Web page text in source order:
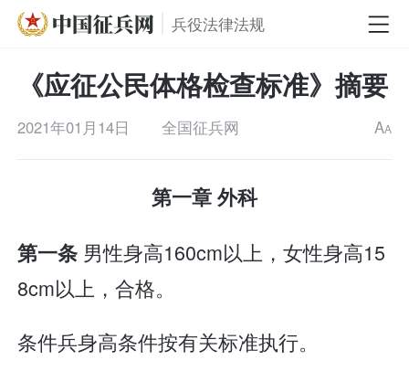
兵役法律法规
《应征公民体格检查标准》摘要
2021年01月14日 全国征兵网 AA
第一章 外科
第一条 男性身高160cm以上，女性身高15
8cm以上，合格。
条件兵身高条件按有关标准执行。